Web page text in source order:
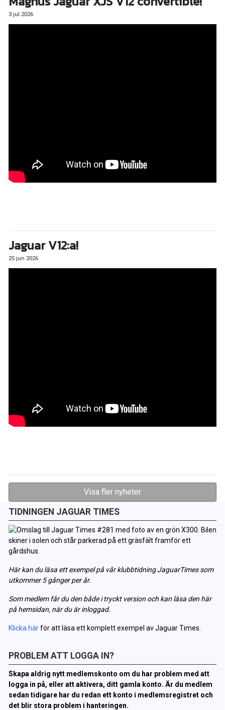
TIDNINGEN JAGUAR TIMES
Här kan du läsa ett exempel på vår klubbtidning JaguarTimes som
utkommer 5 gånger per år.
Som medlem får du den både i tryckt version och kan läsa den här
på hemsidan, när du är inloggad.
Klicka härför att läsa ett komplett exempel av Jaguar Times.
PROBLEM ATT LOGGA IN?
Skapa aldrig nytt medlemskonto om du har problem med att
logga in på, eller att aktivera, ditt gamla konto. Är du medlem
sedan tidigare har du redan ett konto i medlemsregistret och
det blir stora problem i hanteringen.
3 jul 2026
Jaguar V12:a!
25 jun 2026
Visa fler nyheter